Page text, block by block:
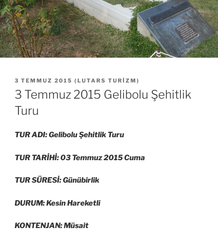
YAYIM
TARIHI
3 TEMMUZ 2015 ( LUTARS TURIZM )
3 Temmuz 2015 Gelibolu Şehitlik
Turu
TUR ADI: Gelibolu Şehitlik Turu
TUR TARİHİ: 03 Temmuz 2015 Cuma
TUR SÜRESİ: Günübirlik
DURUM: Kesin Hareketli
KONTENJAN: Müsait